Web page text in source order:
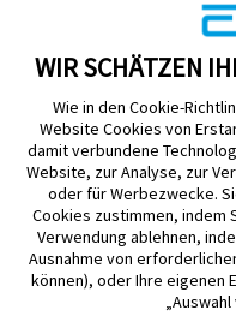
Impressum
Cookie Richtlinie
Mitteilung zur Datenverordnung
Copyright © 2026 Abbott. Alle
WIR SCHÄTZEN
Wie in den Cookie-
Website Cookies von
damit verbundene
Website, zur Analyse, zur
oder für Werbezwecke.
Cookies zustimmen, indem
Verwendung ablehnen,
Ausnahme von
können), oder Ihre eigenen